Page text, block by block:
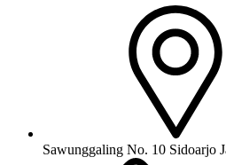
Sawunggaling No. 10 Sidoarjo